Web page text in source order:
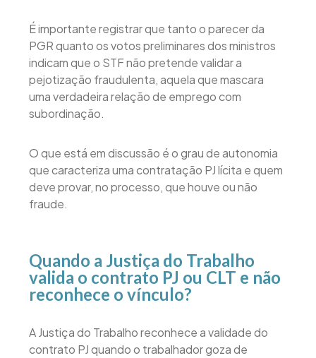
É importante registrar que tanto o parecer da
PGR quanto os votos preliminares dos ministros
indicam que o STF não pretende validar a
pejotização fraudulenta, aquela que mascara
uma verdadeira relação de emprego com
subordinação.
O que está em discussão é o grau de autonomia
que caracteriza uma contratação PJ lícita e quem
deve provar, no processo, que houve ou não
fraude.
Quando a Justiça do Trabalho
valida o contrato PJ ou CLT e não
reconhece o vínculo?
A Justiça do Trabalho reconhece a validade do
contrato PJ quando o trabalhador goza de